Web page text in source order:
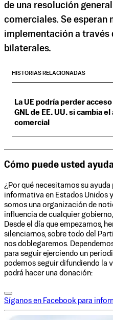
de una resolución
comerciales. Se esperan
implementación a través
bilaterales.
HISTORIAS RELACIONADAS
La UE podría perder
GNL de EE. UU. si cambia
comercial
Cómo puede usted
¿Por qué necesitamos su
informativa en Estados Unidos
somos una organización de
influencia de cualquier
Desde el día que empezamos,
silenciarnos, sobre todo del
nos doblegaremos.
para seguir ejerciendo un
podemos seguir difundiendo la
podrá hacer una donación:
Síganos en Facebook para